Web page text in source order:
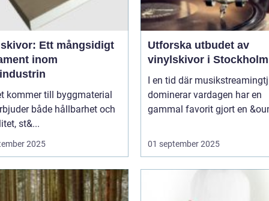
Ett mångsidigt
inom
kommer till byggmaterial
både hållbarhet och
st&...
2025
Utforska utbudet av
vinylskivor i Stockholm
I en tid där
dominerar vardagen har en
gammal favorit gjort en
01 september 2025